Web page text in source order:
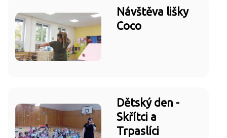
Návštěva lišky
Coco
Dětský den -
Skřítci a
Trpaslíci